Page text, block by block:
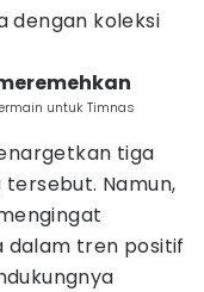
dengan koleksi
untuk Timnas
tiga
Namun,
dalam tren positif